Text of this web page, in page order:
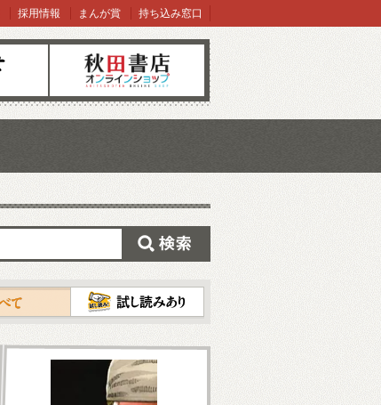
オンラインショップ
採用情報 まんが賞 持ち込み窓口